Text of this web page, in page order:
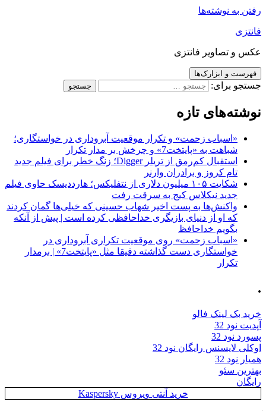
رفتن به نوشته‌ها
فانتزی
عکس و تصاویر فانتزی
فهرست و ابزارک‌ها
جستجو برای:
نوشته‌های تازه
«اسباب زحمت» و تکرار موقعیت آبروداری در خواستگاری؛
شباهت به «پایتخت7» و چرخش بر مدار تکرار
استقبال کم‌رمق از تریلر Digger؛ زنگ خطر برای فیلم جدید
تام کروز و برادران وارنر
شکایت ۱۰۵ میلیون دلاری از نتفلیکس؛ هارددیسک حاوی فیلم
جدید نیکلاس کیج به سرقت رفت
واکنش‌ها به پست اخیر شهاب حسینی که خیلی‌ها گمان کردند
که او از دنیای بازیگری خداحافظی کرده است | پیش از آنکه
بگویم خداحافظ
«اسباب زحمت» روی موقعیت تکراری آبروداری در
خواستگاری دست گذاشته دقیقا مثل «پایتخت7» | برمدار
تکرار
.
خرید بک لینک فالو
آپدیت نود 32
پسورد نود 32
اوکلی لایسنس رایگان نود 32
همیار نود 32
بهترین سئو
رایگان
خرید آنتی ویروس Kaspersky